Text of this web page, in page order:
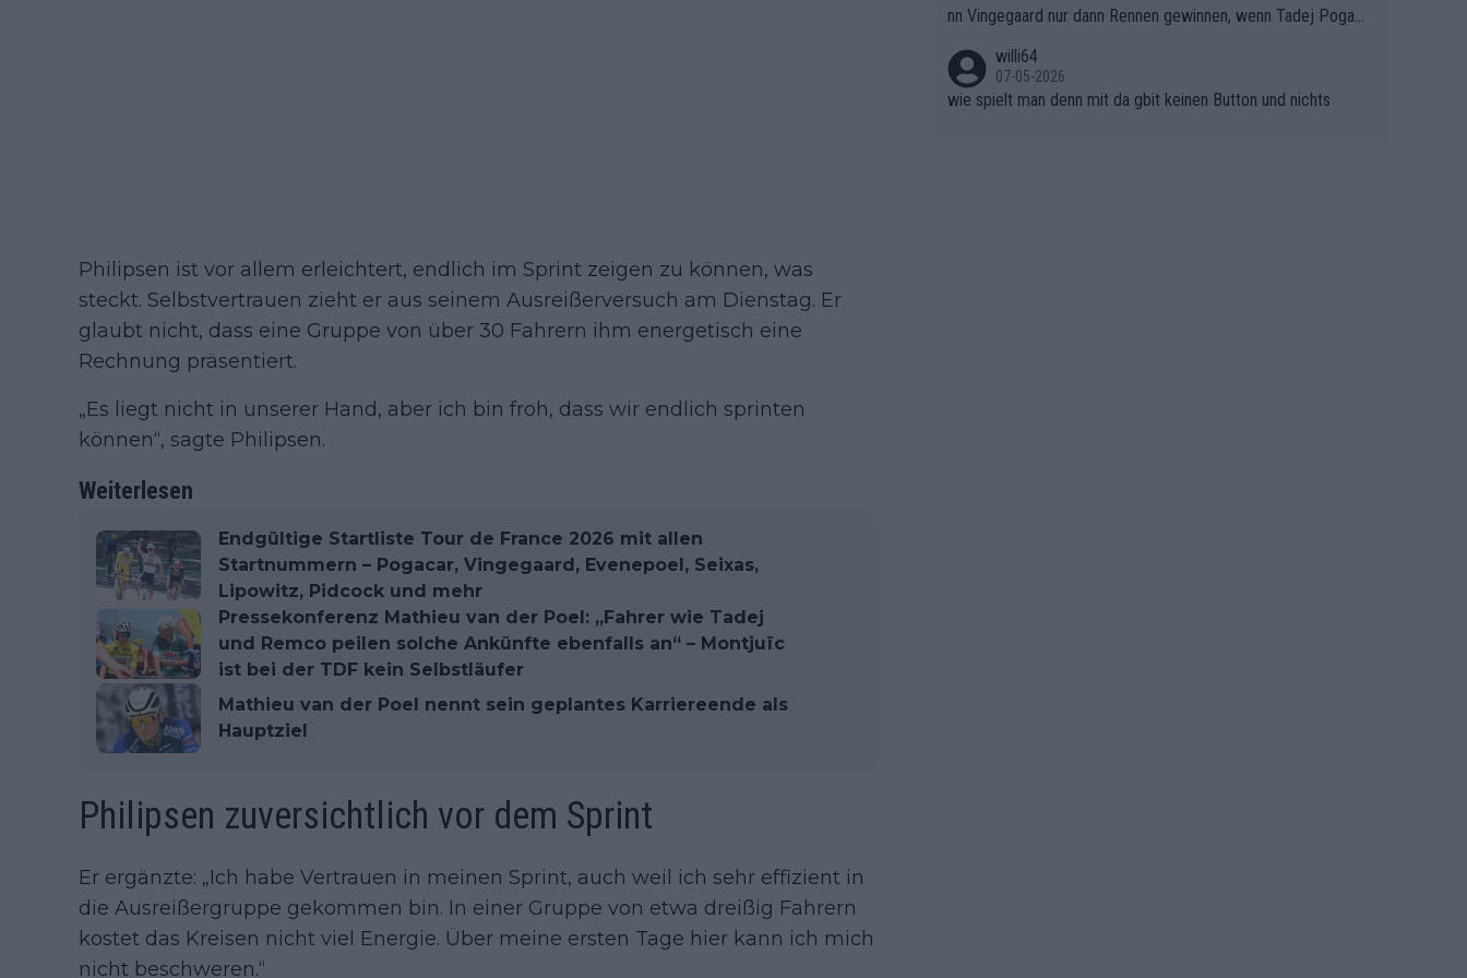
Philipsen ist vor allem erleichtert, endlich im Sprint zeigen zu können, was
steckt. Selbstvertrauen zieht er aus seinem Ausreißerversuch am Dienstag. Er
glaubt nicht, dass eine Gruppe von über 30 Fahrern ihm energetisch eine
Rechnung präsentiert.
„Es liegt nicht in unserer Hand, aber ich bin froh, dass wir endlich sprinten
können“, sagte Philipsen.
Weiterlesen
Endgültige Startliste Tour de France 2026 mit allen
Startnummern – Pogacar, Vingegaard, Evenepoel, Seixas,
Lipowitz, Pidcock und mehr
Pressekonferenz Mathieu van der Poel: „Fahrer wie Tadej
und Remco peilen solche Ankünfte ebenfalls an“ – Montjuïc
ist bei der TDF kein Selbstläufer
Mathieu van der Poel nennt sein geplantes Karriereende als
Hauptziel
Philipsen zuversichtlich vor dem Sprint
Er ergänzte: „Ich habe Vertrauen in meinen Sprint, auch weil ich sehr effizient in
die Ausreißergruppe gekommen bin. In einer Gruppe von etwa dreißig Fahrern
kostet das Kreisen nicht viel Energie. Über meine ersten Tage hier kann ich mich
nicht beschweren.“
berwasser, aber SD Worx und Vollering müssen jetzt All-In ge
hen. (gregmann)
nn Vingegaard nur dann Rennen gewinnen, wenn Tadej Pogaca
willi64
07-05-2026
wie spielt man denn mit da gbit keinen Button und nichts